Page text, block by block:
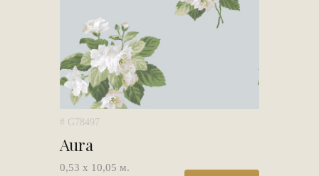
# G78497
Aura
0,53 х 10,05 м.